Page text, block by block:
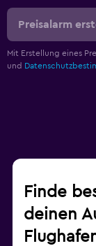
Preisalarm
Mit Erstellung eines
und
Finde
deinen